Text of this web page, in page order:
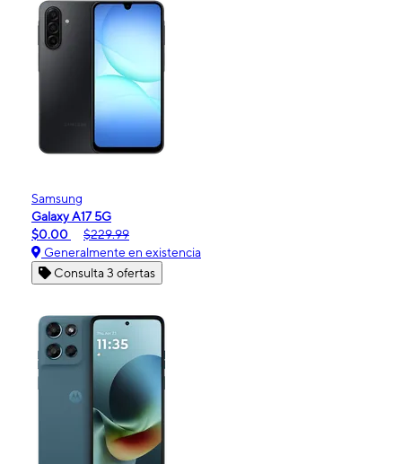
Samsung
Galaxy A17 5G
$0.00
$229.99
Generalmente en existencia
Consulta 3 ofertas